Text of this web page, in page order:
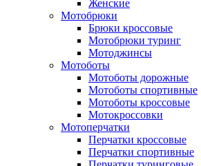
Женские
Мотобрюки
Брюки кроссовые
Мотобрюки туринг
Мотоджинсы
Мотоботы
Мотоботы дорожные
Мотоботы спортивные
Мотоботы кроссовые
Мотокроссовки
Мотоперчатки
Перчатки кроссовые
Перчатки спортивные